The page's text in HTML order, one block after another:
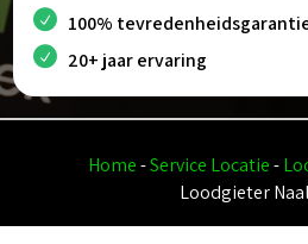
100%
20+ jaar ervaring
Home-Service Locatie-
Loodgieter